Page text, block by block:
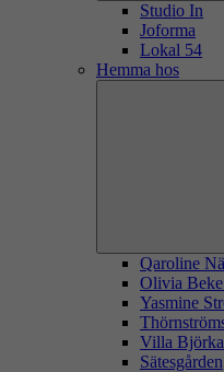
Studio In
Joforma
Lokal 54
Hemma hos
Qaroline
Olivia
Yasmine
Villa
Sätesgården